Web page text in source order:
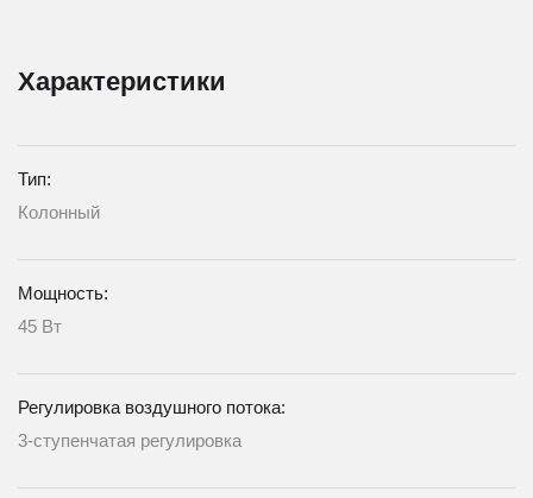
Характеристики
Тип:
Колонный
Мощность:
45 Вт
Регулировка воздушного потока:
3-ступенчатая регулировка